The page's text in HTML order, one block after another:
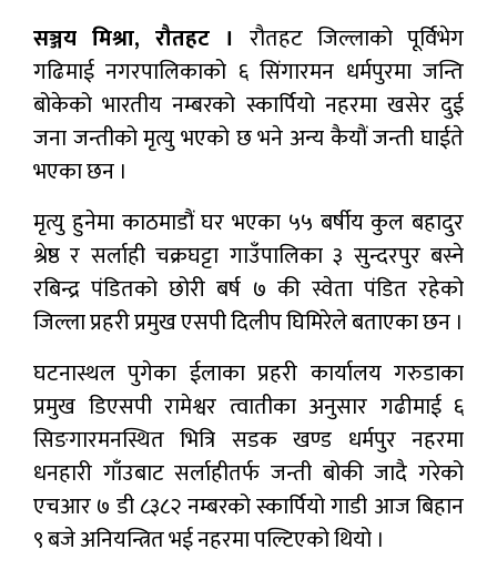
सञ्जय मिश्रा, रौतहट । रौतहट जिल्लाको पूर्विभेग
गढिमाई नगरपालिकाको ६ सिंगारमन धर्मपुरमा जन्ति
बोकेको भारतीय नम्बरको स्कार्पियो नहरमा खसेर दुई
जना जन्तीको मृत्यु भएको छ भने अन्य कैयौं जन्ती घाईते
भएका छन ।
मृत्यु हुनेमा काठमाडौं घर भएका ५५ बर्षीय कुल बहादुर
श्रेष्ठ र सर्लाही चक्रघट्टा गाउँपालिका ३ सुन्दरपुर बस्ने
रबिन्द्र पंडितको छोरी बर्ष ७ की स्वेता पंडित रहेको
जिल्ला प्रहरी प्रमुख एसपी दिलीप घिमिरेले बताएका छन ।
घटनास्थल पुगेका ईलाका प्रहरी कार्यालय गरुडाका
प्रमुख डिएसपी रामेश्वर त्वातीका अनुसार गढीमाई ६
सिङगारमनस्थित भित्रि सडक खण्ड धर्मपुर नहरमा
धनहारी गाँउबाट सर्लाहीतर्फ जन्ती बोकी जादै गरेको
एचआर ७ डी ८३८२ नम्बरको स्कार्पियो गाडी आज बिहान
९ बजे अनियन्त्रित भई नहरमा पल्टिएको थियो ।